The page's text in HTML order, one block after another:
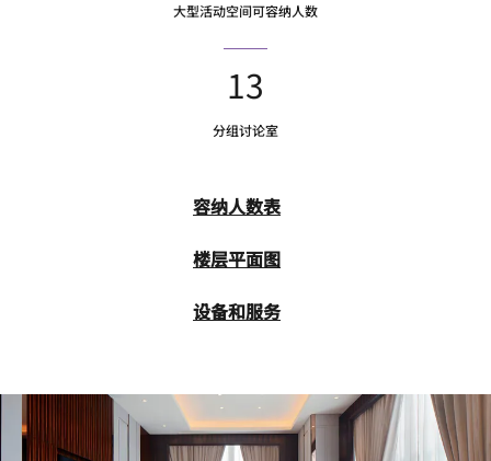
大型活动空间可容纳人数
13
分组讨论室
容纳人数表
楼层平面图
设备和服务